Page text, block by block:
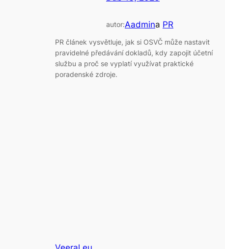
autor:Aadmina PR
PR článek vysvětluje, jak si OSVČ může nastavit
pravidelné předávání dokladů, kdy zapojit účetní
službu a proč se vyplatí využívat praktické
poradenské zdroje.